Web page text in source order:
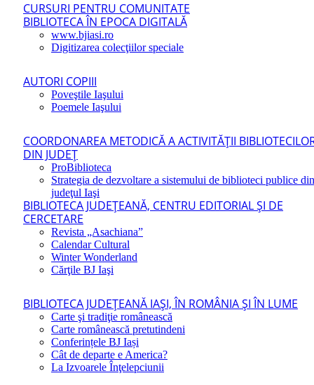
CURSURI PENTRU COMUNITATE
BIBLIOTECA ÎN EPOCA DIGITALĂ
www.bjiasi.ro
Digitizarea colecţiilor speciale
AUTORI COPIII
Poveştile Iaşului
Poemele Iaşului
COORDONAREA METODICĂ A ACTIVITĂŢII
DIN JUDEŢ
ProBiblioteca
Strategia de dezvoltare a sistemului de biblioteci publice din
judeţul Iaşi
BIBLIOTECA JUDEŢEANĂ, CENTRU EDITORIAL ŞI DE
CERCETARE
Revista „Asachiana”
Calendar Cultural
Winter Wonderland
Cărţile BJ Iaşi
BIBLIOTECA JUDEŢEANĂ IAŞI, ÎN ROMÂNIA ŞI ÎN LUME
Carte şi tradiţie românească
Carte românească pretutindeni
Conferințele BJ Iași
Cât de departe e America?
La Izvoarele Înţelepciunii